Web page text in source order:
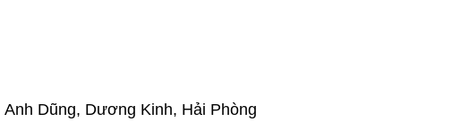
Dũng, Dương Kinh, Hải Phòng